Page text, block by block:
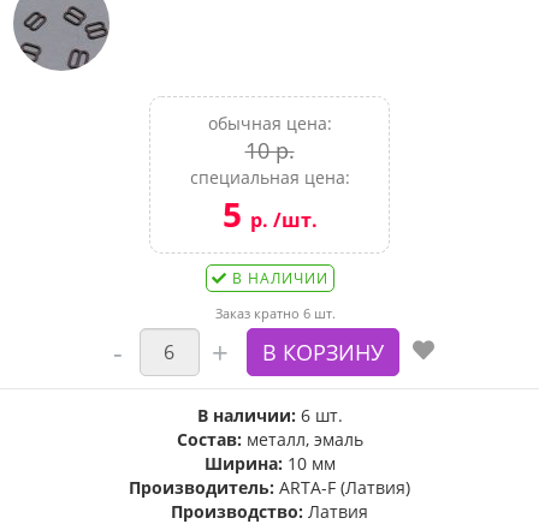
обычная цена:
10 р.
специальная цена:
5 р. /шт.
В НАЛИЧИИ
Заказ кратно 6 шт.
В наличии: 6 шт.
Состав: металл, эмаль
Ширина: 10 мм
Производитель: ARTA-F (Латвия)
Производство: Латвия